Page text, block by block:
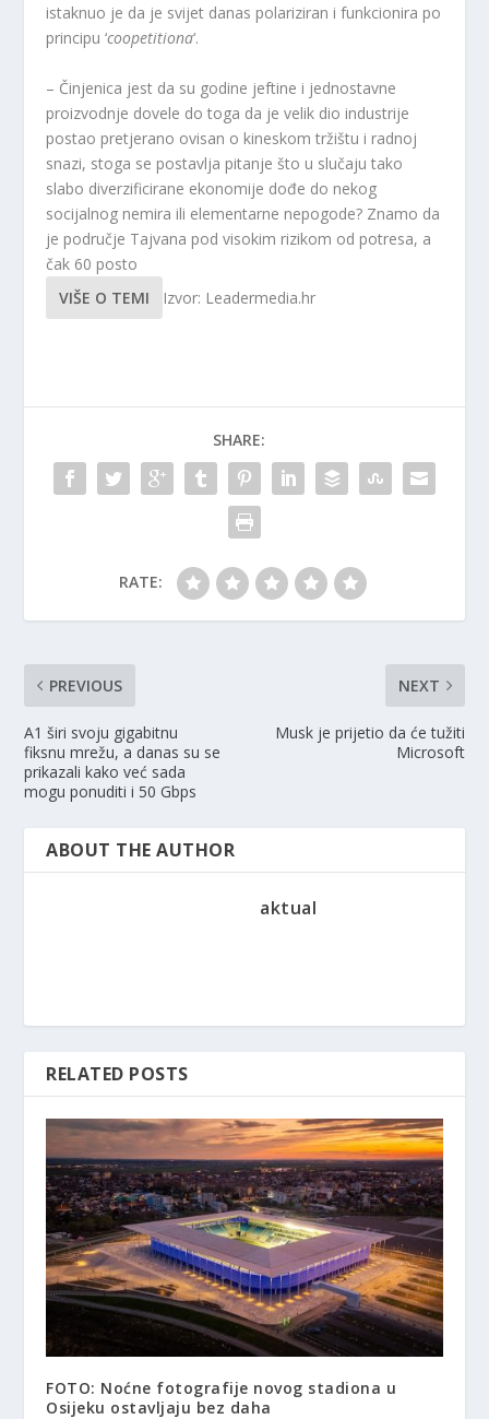
istaknuo je da je svijet danas polariziran i funkcionira po
principu ‘coopetitiona‘.
– Činjenica jest da su godine jeftine i jednostavne
proizvodnje dovele do toga da je velik dio industrije
postao pretjerano ovisan o kineskom tržištu i radnoj
snazi, stoga se postavlja pitanje što u slučaju tako
slabo diverzificirane ekonomije dođe do nekog
socijalnog nemira ili elementarne nepogode? Znamo da
je područje Tajvana pod visokim rizikom od potresa, a
čak 60 posto
VIŠE O TEMI
Izvor: Leadermedia.hr
SHARE:
RATE:
PREVIOUS
A1 širi svoju gigabitnu
fiksnu mrežu, a danas su se
prikazali kako već sada
mogu ponuditi i 50 Gbps
NEXT
Musk je prijetio da će tužiti
Microsoft
ABOUT THE AUTHOR
aktual
RELATED POSTS
FOTO: Noćne fotografije novog stadiona u
Osijeku ostavljaju bez daha